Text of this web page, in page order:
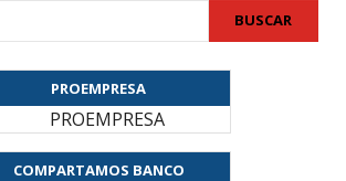
BUSCAR
PROEMPRESA
COMPARTAMOS BANCO